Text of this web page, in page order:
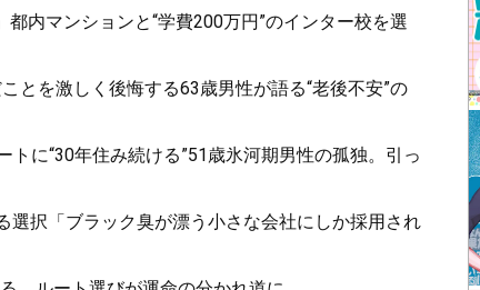
内マンションと“学費200万円”のインター校を選
とを激しく後悔する63歳男性が語る“老後不安”の
に“30年住み続ける”51歳氷河期男性の孤独。引っ
択「ブラック臭が漂う小さな会社にしか採用され